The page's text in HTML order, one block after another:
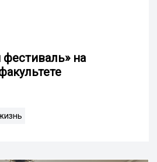
фестиваль» на